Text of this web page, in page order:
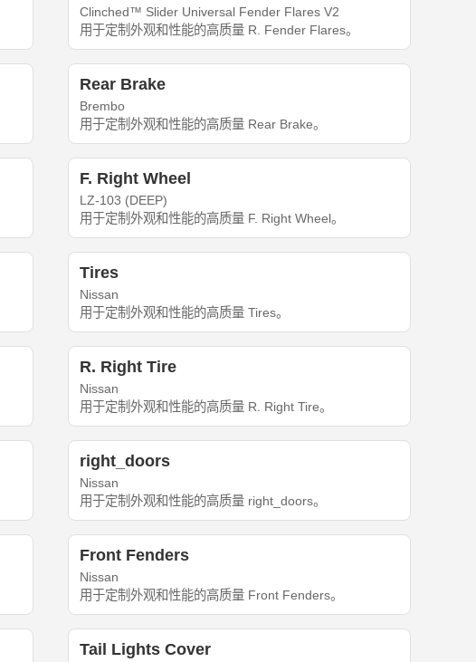
Clinched™ Slider Universal Fender Flares V2
用于定制外观和性能的高质量 R. Fender Flares。
Rear Brake
Brembo
用于定制外观和性能的高质量 Rear Brake。
F. Right Wheel
LZ-103 (DEEP)
用于定制外观和性能的高质量 F. Right Wheel。
Tires
Nissan
用于定制外观和性能的高质量 Tires。
R. Right Tire
Nissan
用于定制外观和性能的高质量 R. Right Tire。
right_doors
Nissan
用于定制外观和性能的高质量 right_doors。
Front Fenders
Nissan
用于定制外观和性能的高质量 Front Fenders。
Tail Lights Cover